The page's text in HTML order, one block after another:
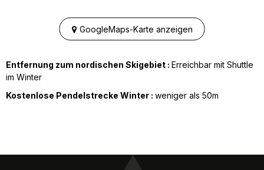
GoogleMaps-Karte anzeigen
Entfernung zum nordischen Skigebiet : Erreichbar mit Shuttle
im Winter
Kostenlose Pendelstrecke Winter : weniger als 50m